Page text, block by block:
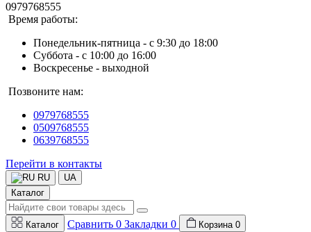
0979768555
Время работы:
Понедельник-пятница - с 9:30 до 18:00
Суббота - с 10:00 до 16:00
Воскресенье - выходной
Позвоните нам:
0979768555
0509768555
0639768555
Перейти в контакты
RU
UA
Каталог
Каталог Сравнить 0 Закладки 0 Корзина 0